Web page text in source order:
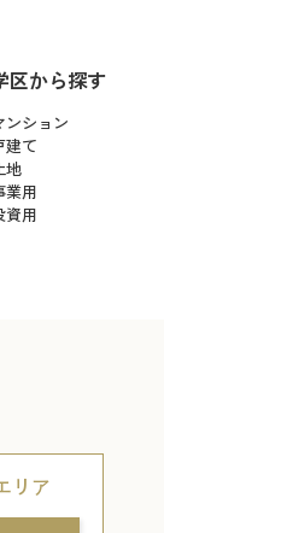
区から探す
ンション
建て
地
業用
資用
リア